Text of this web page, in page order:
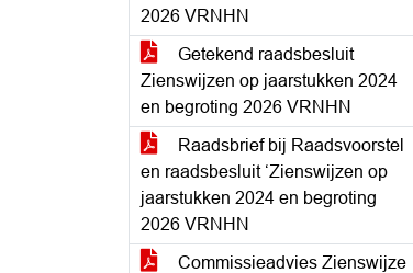
2026 VRNHN
Getekend raadsbesluit
Zienswijzen op jaarstukken 2024
en begroting 2026 VRNHN
Raadsbrief bij Raadsvoorstel
en raadsbesluit ‘Zienswijzen op
jaarstukken 2024 en begroting
2026 VRNHN
Commissieadvies Zienswijze